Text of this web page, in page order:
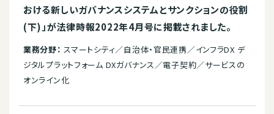
おける新しいガバナンスシステムとサンクションの役割
(下)」が法律時報2022年4月号に掲載されました。
業務分野： スマートシティ／自治体・官民連携／インフラDX デ
ジタルプラットフォーム DXガバナンス／電子契約／サービスの
オンライン化